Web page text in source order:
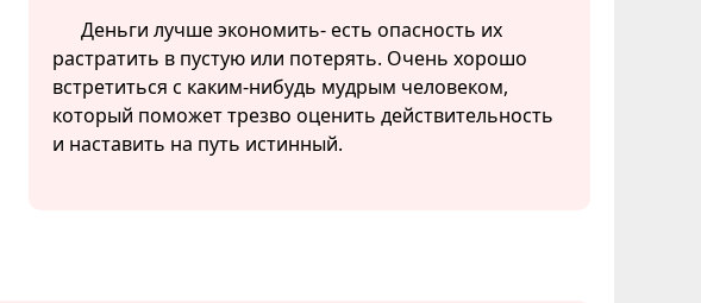
Деньги лучше экономить- есть опасность их
растратить в пустую или потерять. Очень хорошо
встретиться с каким-нибудь мудрым человеком,
который поможет трезво оценить действительность
и наставить на путь истинный.